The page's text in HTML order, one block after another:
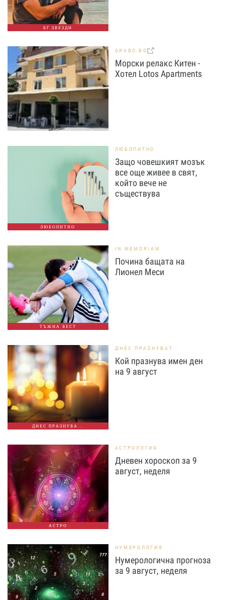
БГ ЗВЕЗДИ
GRABO.BG
Морски релакс Китен -
Хотел Lotos Apartments
ЛЮБОПИТНО
ЛЮБОПИТНО
Защо човешкият мозък
все още живее в свят,
който вече не
съществува
ТЪЖНА ВЕСТ
IN MEMORIAM
Почина бащата на
Лионел Меси
ДНЕС ПРАЗНУВА...
ДНЕС ПРАЗНУВАТ
Кой празнува имен ден
на 9 август
АСТРО
АСТРОЛОГИЯ
Дневен хороскоп за 9
август, неделя
НУМЕРОЛОГИЯ
Нумерологична прогноза
за 9 август, неделя